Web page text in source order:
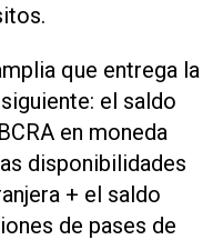
que entrega la
el saldo
en moneda
disponibilidades
+ el saldo
de pases de